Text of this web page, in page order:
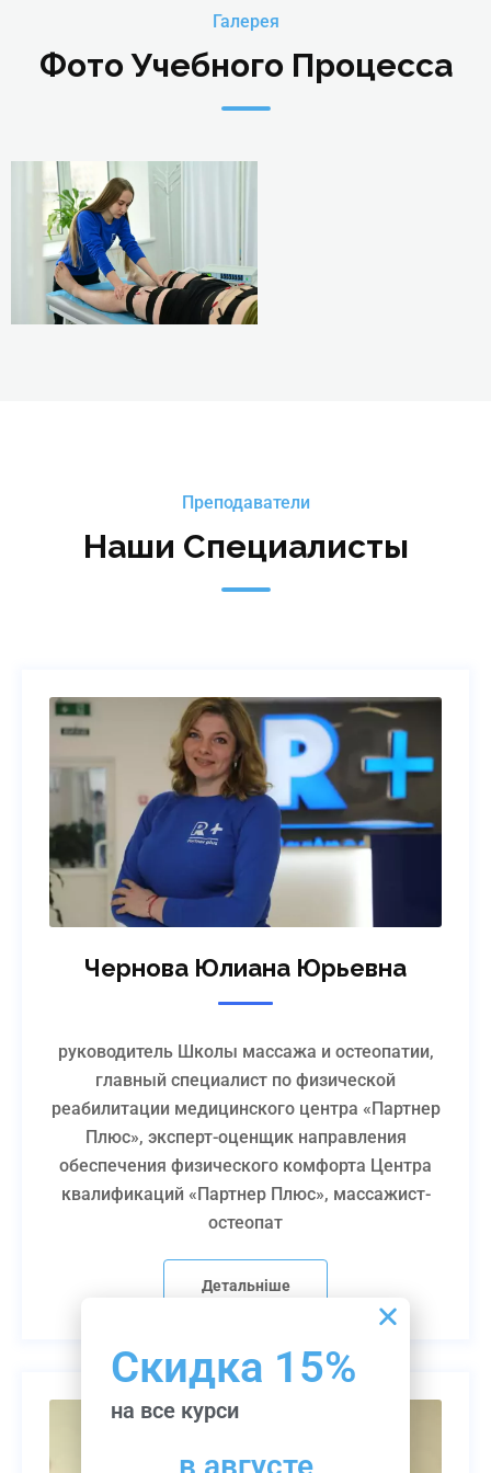
Галерея
Фото Учебного Процесса
Преподаватели
Наши Специалисты
Чернова Юлиана Юрьевна
руководитель Школы массажа и остеопатии,
главный специалист по физической
реабилитации медицинского центра «Партнер
Плюс», эксперт-оценщик направления
обеспечения физического комфорта Центра
квалификаций «Партнер Плюс», массажист-
остеопат
Детальніше
Скидка 15%
на все курси